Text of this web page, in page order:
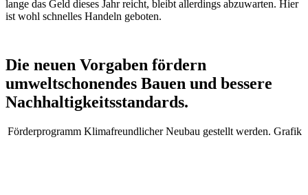
lange das Geld dieses Jahr reicht, bleibt allerdings abzuwarten. Hier
ist wohl schnelles Handeln geboten.
Die neuen Vorgaben fördern
umweltschonendes Bauen und bessere
Nachhaltigkeitsstandards.